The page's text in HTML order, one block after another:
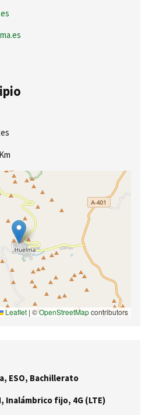
Leaflet | ©OpenStreetMapcontributors
ESO, Bachillerato
Inalámbrico fijo, 4G (LTE)